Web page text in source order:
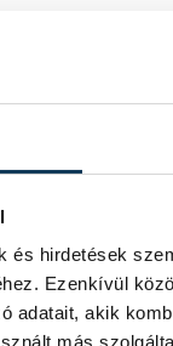
és hirdetések
Ezenkívül
adatait, akik
fel,
kísérik. A
hétégén már 30°C